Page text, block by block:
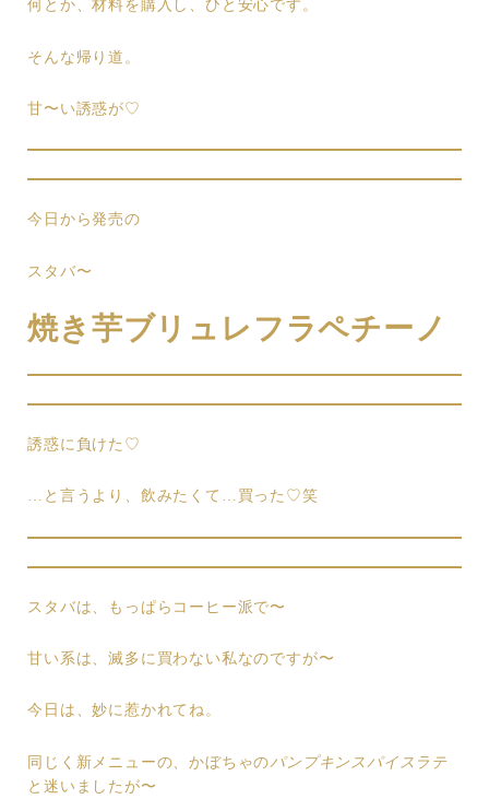
何とか、材料を購入し、ひと安心です。
そんな帰り道。
甘〜い誘惑が♡
今日から発売の
スタバ〜
焼き芋ブリュレフラペチーノ
誘惑に負けた♡
…と言うより、飲みたくて…買った♡笑
スタバは、もっぱらコーヒー派で〜
甘い系は、滅多に買わない私なのですが〜
今日は、妙に惹かれてね。
同じく新メニューの、かぼちゃのパンプキンスパイスラテ
と迷いましたが〜